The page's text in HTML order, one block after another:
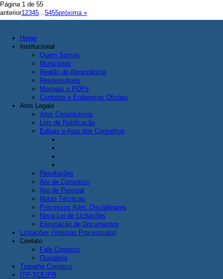
Página 1 de 55
anterior12345...5455próxima »
Home
Institucional
Quem Somos
Municípios
Região de Abrangência
Responsáveis
Manuais e POPs
Contatos e Endereços Oficiais
Atos Legais
Atos Constitutivos
Leis de Ratificação
Editais e Atas dos Conselhos
Resoluções
Ato de Consórcio
Ato de Pessoal
Notas Técnicas
Processos Adm. Disciplinares
Nova Lei de Licitações
Eliminação de Documentos
Licitações (Íntegras Processuais)
Contato
Fale Conosco
Ouvidoria
Trabalhe Conosco
ITP-TCE/PR